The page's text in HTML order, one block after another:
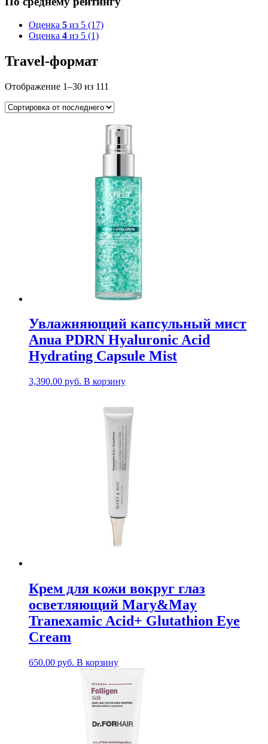
Оценка 5 из 5 (17)
Оценка 4 из 5 (1)
Travel-формат
Отображение 1–30 из 111
Увлажняющий капсульный мист
Anua PDRN Hyaluronic Acid
Hydrating Capsule Mist
3,390.00 руб. В корзину
Крем для кожи вокруг глаз
осветляющий Mary&May
Tranexamic Acid+ Glutathion Eye
Cream
650.00 руб. В корзину